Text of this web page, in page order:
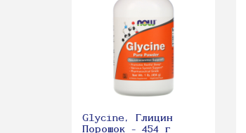
Glycine, Глицин
Порошок - 454 г